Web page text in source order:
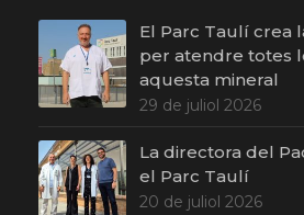
El Parc Taulí crea
per atendre totes
aquesta mineral
29 de juliol 2026
La directora del
el Parc Taulí
20 de juliol 2026